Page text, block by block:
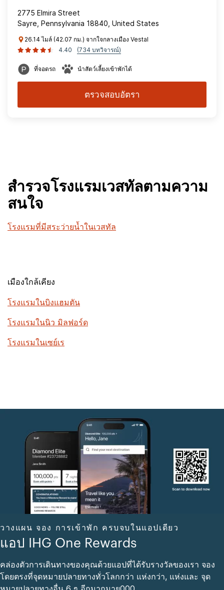
2775 Elmira Street
Sayre, Pennsylvania 18840, United States
26.14 ไมล์ (42.07 กม.) จากใจกลางเมือง Vestal
4.40
(734 บทวิจารณ์)
ที่จอดรถ นำสัตว์เลี้ยงเข้าพักได้
ตรวจสอบอัตรา
สำรวจโรงแรมเวสทัลตามความ
สนใจ
โรงแรมที่มีสระว่ายน้ำในเวสทัล
เมืองใกล้เคียง
โรงแรมในบิงแฮมตัน
โรงแรมในนิว มิลฟอร์ด
โรงแรมในเซย์เร
วางแผน จอง การเข้าพัก ครบจบในแอปเดียว
แอป IHG One Rewards
คล่องตัวการเดินทางของคุณด้วยแอปที่ได้รับรางวัลของเรา จอง
โดยตรงที่จุดหมายปลายทางทั่วโลกกว่า แห่งกว่า, แห่งและ จุด